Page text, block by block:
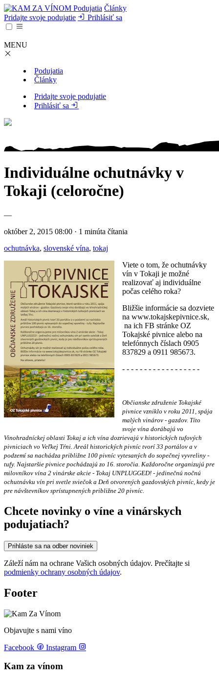
Podujatia Články
Pridajte svoje podujatie
Prihlásiť sa
MENU
Podujatia
Články
Pridajte svoje podujatie
Prihlásiť sa
Individuálne ochutnávky v
Tokaji (celoročne)
—
október 2, 2015 08:00 · 1 minúta čítania
ochutnávka, slovenské vína, tokaj
Viete o tom, že ochutnávky
vín v Tokaji je možné
realizovať aj individuálne
počas celého roka?
Bližšie informácie sa dozviete
na www.tokajskepivnice.sk,
na ich FB stránke OZ
Tokajské pivnice alebo na
telefónnych číslach 0905
837829 a 0911 985673.
- - - - - - - - - - - - - - - - - -
Občianske združenie Tokajské
pivnice vzniklo v roku 2011, spája
malých vinárov - gazdov. Títo
svoje vína dorábajú vo
Vinohradníckej oblasti Tokaj a ich vína dozrievajú v historických tufových
pivniciach vo Veľkej Tŕni. Areál historických pivníc tvorí 33 portálov a v
podzemí sa nachádza približne 100 pivníc vytesaných do sopečnej vyvreliny -
tufy. Najstaršie pivnice pochádzajú zo 16. storočia. Každoročne organizujú pre
milovníkov vína 2 vinárske akcie - Tokaj UNPLUGGED! - jedinečnú nočnú
ochutnávku vín pri svetle sviečok a Deň otvorených gazdovských pivníc, kedy je
pre návštevníkov sprístupnených približne 20 pivníc.
Chcete novinky o víne a vinárskych
podujatiach?
Prihláste sa na odber noviniek
Záleží nám na ochrane Vašich osobných údajov. Prečítajte si
podmienky ochrany osobných údajov.
Footer
Objavujte s nami víno
Facebook Instagram
Kam za vínom